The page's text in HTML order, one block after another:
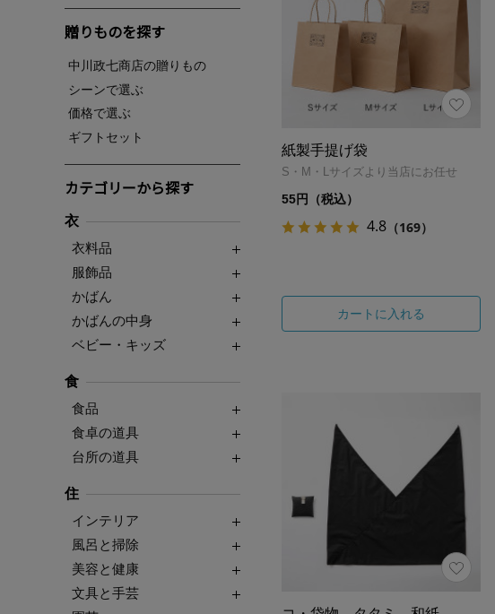
贈りものを探す
中川政七商店の贈りもの
シーンで選ぶ
価格で選ぶ
ギフトセット
カテゴリーから探す
衣
衣料品
服飾品
かばん
かばんの中身
ベビー・キッズ
食
食品
食卓の道具
台所の道具
住
インテリア
風呂と掃除
美容と健康
文具と手芸
紙製手提げ袋
S・M・Lサイズより当店にお任せ
55円（税込）
4.8 （169）
カートに入れる